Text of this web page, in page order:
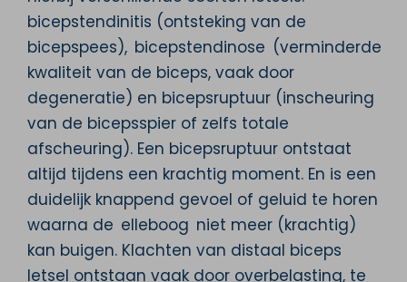
bicepstendinitis (ontsteking van de
bicepspees), bicepstendinose (verminderde
kwaliteit van de biceps, vaak door
degeneratie) en bicepsruptuur (inscheuring
van de bicepsspier of zelfs totale
afscheuring). Een bicepsruptuur ontstaat
altijd tijdens een krachtig moment. En is een
duidelijk knappend gevoel of geluid te horen
waarna de elleboog niet meer (krachtig)
kan buigen. Klachten van distaal biceps
letsel ontstaan vaak door overbelasting, te